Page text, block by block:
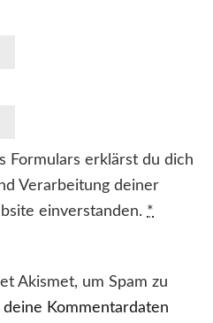
Formulars erklärst du dich
Verarbeitung deiner
einverstanden. *
Akismet, um Spam zu
deine Kommentardaten